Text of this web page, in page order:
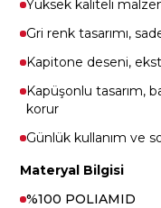
Yüksek kaliteli
Gri renk tasarımı,
Kapitone deseni,
Kapüşonlu tasarım,
korur
Günlük kullanım ve
Materyal Bilgisi
%100 POLIAMID